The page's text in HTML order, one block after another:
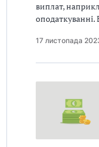
виплат,
оподаткуванні.
17 листопада